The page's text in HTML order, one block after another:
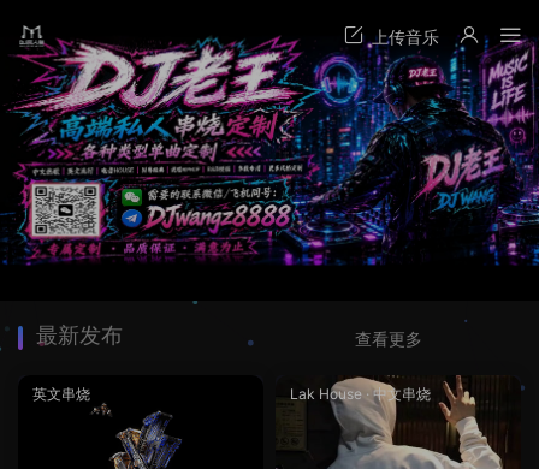
最新发布
英文串烧 Lak House · 中文串烧
查看更多